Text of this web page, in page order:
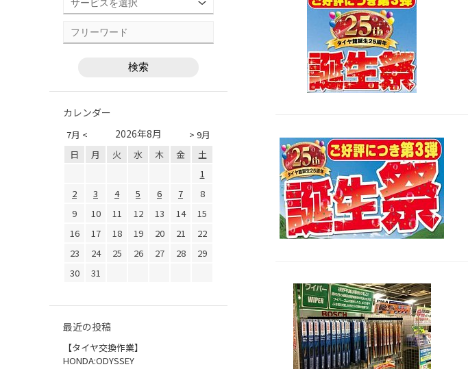
カレンダー
7月 < > 9月
2026年8月
日 月 火 水 木 金
土
1
2
3 4 5 6 7
8
9
10 11 12 13 14
15
16
17 18 19 20 21
22
23
24 25 26 27 28
29
30
31
最近の投稿
【タイヤ交換作業】
HONDA:ODYSSEY